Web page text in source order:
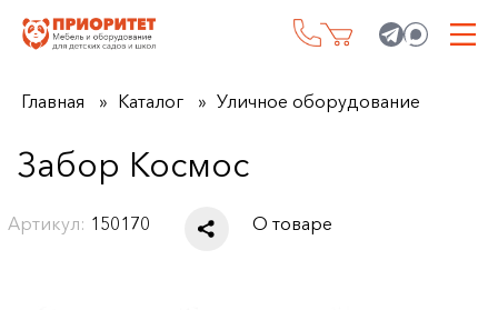
Главная Каталог Уличное оборудование
Забор Космос
Артикул: 150170 О товаре